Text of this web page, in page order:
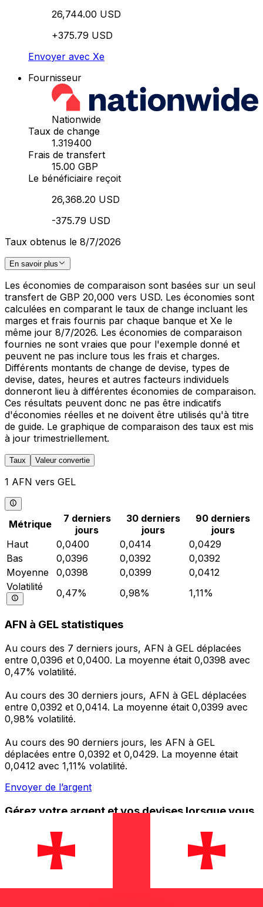
26,744.00 USD
+375.79 USD
Envoyer avec Xe
Fournisseur
Nationwide
Taux de change
1.319400
Frais de transfert
15.00 GBP
Le bénéficiaire reçoit
26,368.20 USD
-375.79 USD
Taux obtenus le 8/7/2026
En savoir plus
Les économies de comparaison sont basées sur un seul
transfert de GBP 20,000 vers USD. Les économies sont
calculées en comparant le taux de change incluant les
marges et frais fournis par chaque banque et Xe le
même jour 8/7/2026. Les économies de comparaison
fournies ne sont vraies que pour l'exemple donné et
peuvent ne pas inclure tous les frais et charges.
Différents montants de change de devise, types de
devise, dates, heures et autres facteurs individuels
donneront lieu à différentes économies de comparaison.
Ces résultats peuvent donc ne pas être indicatifs
d'économies réelles et ne doivent être utilisés qu'à titre
de guide. Le graphique de comparaison des taux est mis
à jour trimestriellement.
Taux Valeur convertie
1 AFN vers GEL
Métrique
7 derniers
jours
30 derniers
jours
90 derniers
jours
Haut
0,0400 0,0414
0,0429
Bas
0,0396 0,0392
0,0392
Moyenne
0,0398 0,0399
0,0412
Volatilité
0,47% 0,98% 1,11%
AFN à GEL statistiques
Au cours des 7 derniers jours, AFN à GEL déplacées
entre 0,0396 et 0,0400. La moyenne était 0,0398 avec
0,47% volatilité.
Au cours des 30 derniers jours, AFN à GEL déplacées
entre 0,0392 et 0,0414. La moyenne était 0,0399 avec
0,98% volatilité.
Au cours des 90 derniers jours, les AFN à GEL
déplacées entre 0,0392 et 0,0429. La moyenne était
0,0412 avec 1,11% volatilité.
Envoyer de l’argent
Gérez votre argent et vos devises lorsque vous
L'application Xe réunit toutes les fonctionnalités
nécessaires pour vos transferts d'argent internationaux
et la gestion de vos devises. Convertissez des devises,